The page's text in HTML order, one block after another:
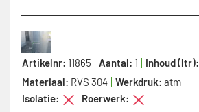
Artikelnr: 11865 Aantal: 1 Inhoud (ltr):
Materiaal: RVS 304 Werkdruk: atm
Isolatie:
Roerwerk: